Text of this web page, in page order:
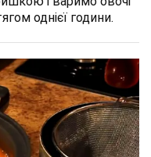
однієї години.